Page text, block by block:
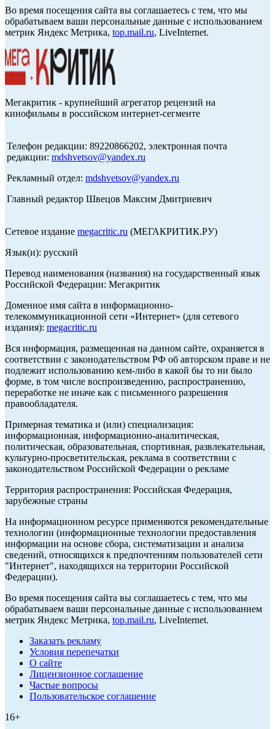
Во время посещения сайта вы соглашаетесь с тем, что мы
обрабатываем ваши персональные данные с использованием
метрик Яндекс Метрика, top.mail.ru, LiveInternet.
Мегакритик - крупнейший агрегатор рецензий на
кинофильмы в российском интернет-сегменте
Телефон редакции: 89220866202, электронная почта
редакции: mdshvetsov@yandex.ru
Рекламный отдел: mdshvetsov@yandex.ru
Главный редактор Швецов Максим Дмитриевич
Сетевое издание megacritic.ru (МЕГАКРИТИК.РУ)
Язык(и): русский
Перевод наименования (названия) на государственный язык
Российской Федерации: Мегакритик
Доменное имя сайта в информационно-
телекоммуникационной сети «Интернет» (для сетевого
издания): megacritic.ru
Вся информация, размещенная на данном сайте, охраняется в
соответствии с законодательством РФ об авторском праве и не
подлежит использованию кем-либо в какой бы то ни было
форме, в том числе воспроизведению, распространению,
переработке не иначе как с письменного разрешения
правообладателя.
Примерная тематика и (или) специализация:
информационная, информационно-аналитическая,
политическая, образовательная, спортивная, развлекательная,
культурно-просветительская, реклама в соответствии с
законодательством Российской Федерации о рекламе
Территория распространения: Российская Федерация,
зарубежные страны
На информационном ресурсе применяются рекомендательные
технологии (информационные технологии предоставления
информации на основе сбора, систематизации и анализа
сведений, относящихся к предпочтениям пользователей сети
"Интернет", находящихся на территории Российской
Федерации).
Во время посещения сайта вы соглашаетесь с тем, что мы
обрабатываем ваши персональные данные с использованием
метрик Яндекс Метрика, top.mail.ru, LiveInternet.
Заказать рекламу
Условия перепечатки
О сайте
Лицензионное соглашение
Частые вопросы
Пользовательское соглашение
16+